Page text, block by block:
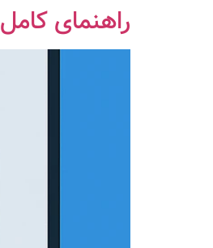
راهنمای